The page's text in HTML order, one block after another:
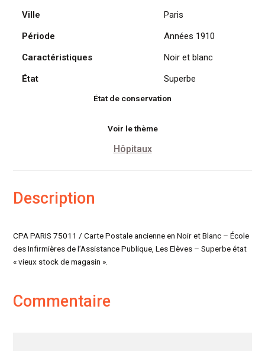
Publique,
Les
(75011)
Ville
Paris
Période
Années 1910
Caractéristiques
Noir et blanc
État
Superbe
État de conservation
Voir le thème
Hôpitaux
Description
CPA PARIS 75011 / Carte Postale ancienne en Noir et Blanc – École
des Infirmières de l’Assistance Publique, Les Elèves – Superbe état
« vieux stock de magasin ».
Commentaire